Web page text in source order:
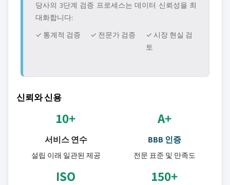
당사의 3단계 검증 프로세스는 데이터 신뢰성을 최
대화합니다:
✓ 통계적 검증
✓ 전문가 검증
✓ 시장 현실 검
토
신뢰와 신용
10+
서비스 연수
설립 이래 일관된 제공
A+
BBB 인증
전문 표준 및 만족도
ISO 150+